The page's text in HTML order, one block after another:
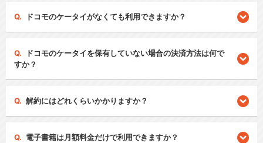
ドコモのケータイがなくても利用できますか？
ドコモのケータイを保有していない場合の決済方法は何で
すか？
解約にはどれくらいかかりますか？
電子書籍は月額料金だけで利用できますか？